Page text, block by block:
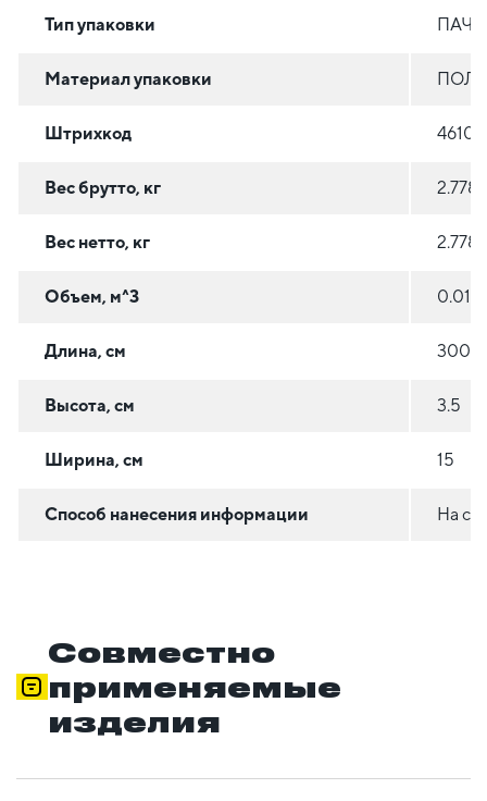
Тип упаковки
Материал упаковки
Штрихкод
Вес брутто, кг 2.778
Вес нетто, кг 2.778
Объем, м^3
Длина, см 300
Высота, см 3.5
Ширина, см 15
Способ нанесения информации На
Совместно
применяемые
изделия